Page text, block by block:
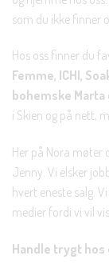
som du ikke finner
Hos oss finner du
Femme, ICHI,
bohemske Marta
i Skien og på nett,
Her på Nora møter
Jenny. Vi elsker
hvert eneste salg.
medier fordi vi vil
Handle trygt hos